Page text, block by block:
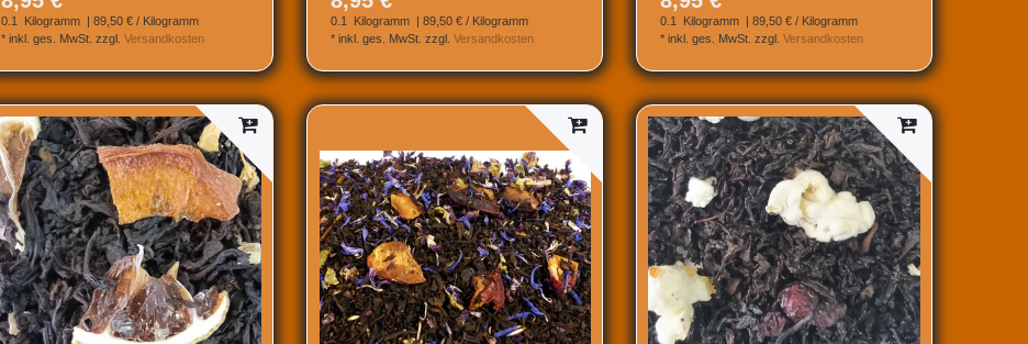
0.1 Kilogramm | 89,50 € / Kilogramm
* inkl. ges. MwSt. zzgl. Versandkosten
0.1 Kilogramm | 89,50 € / Kilogramm
* inkl. ges. MwSt. zzgl. Versandkosten
0.1 Kilogramm | 89,50 € / Kilogramm
* inkl. ges. MwSt. zzgl. Versandkosten